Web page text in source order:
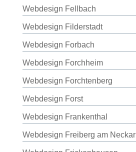
Webdesign Fellbach
Webdesign Filderstadt
Webdesign Forbach
Webdesign Forchheim
Webdesign Forchtenberg
Webdesign Forst
Webdesign Frankenthal
Webdesign Freiberg am Neckar